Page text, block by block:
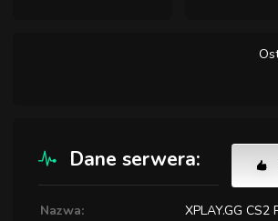
Dane serwera:
Nazwa:
XPLAY.GG CS2